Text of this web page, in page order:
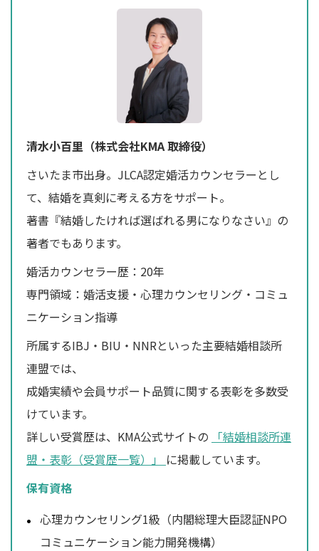
清水小百里（株式会社KMA 取締役）
さいたま市出身。JLCA認定婚活カウンセラーとし
て、結婚を真剣に考える方をサポート。
著書『結婚したければ選ばれる男になりなさい』の
著者でもあります。
婚活カウンセラー歴：20年
専門領域：婚活支援・心理カウンセリング・コミュ
ニケーション指導
所属するIBJ・BIU・NNRといった主要結婚相談所
連盟では、
成婚実績や会員サポート品質に関する表彰を多数受
けています。
詳しい受賞歴は、KMA公式サイトの
「結婚相談所連
盟・表彰（受賞歴一覧）」 に掲載しています。
保有資格
心理カウンセリング1級（内閣総理大臣認証NPO
コミュニケーション能力開発機構）